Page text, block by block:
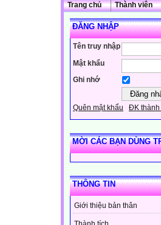
Trang chủ Thành viên
ĐĂNG NHẬP
Tên truy nhập
Mật khẩu
Ghi nhớ
Quên mật khẩu ĐK thành
MỜI CÁC BẠN DÙNG
THÔNG TIN
Giới thiệu bản thân